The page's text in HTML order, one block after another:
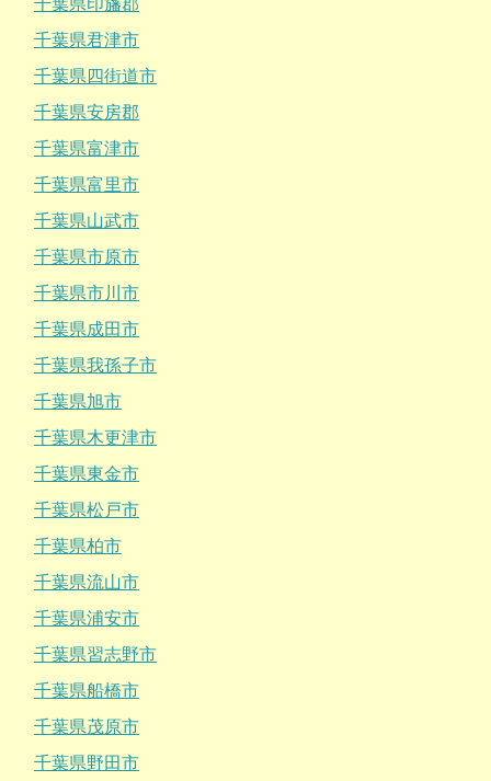
千葉県印旛郡
千葉県君津市
千葉県四街道市
千葉県安房郡
千葉県富津市
千葉県富里市
千葉県山武市
千葉県市原市
千葉県市川市
千葉県成田市
千葉県我孫子市
千葉県旭市
千葉県木更津市
千葉県東金市
千葉県松戸市
千葉県柏市
千葉県流山市
千葉県浦安市
千葉県習志野市
千葉県船橋市
千葉県茂原市
千葉県野田市